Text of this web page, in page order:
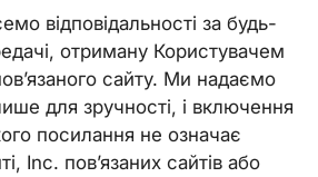
відповідальності за будь-
отриману Користувачем
сайту. Ми надаємо
для зручності, і включення
посилання не означає
Inc. пов’язаних сайтів або